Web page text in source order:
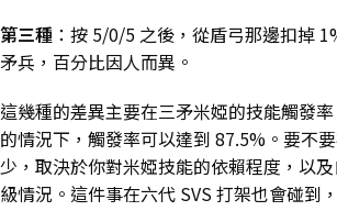
第三種 ：按 5/0/5 之後，從盾弓那邊扣掉
矛兵，百分比因人而異。
這幾種的差異主要在三矛米婭的技能觸發
的情況下，觸發率可以達到 87.5%。要不
少，取決於你對米婭技能的依賴程度，以
級情況。這件事在六代 SVS 打架也會碰到